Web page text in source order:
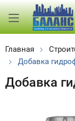
Главная
Добавка
Добавка